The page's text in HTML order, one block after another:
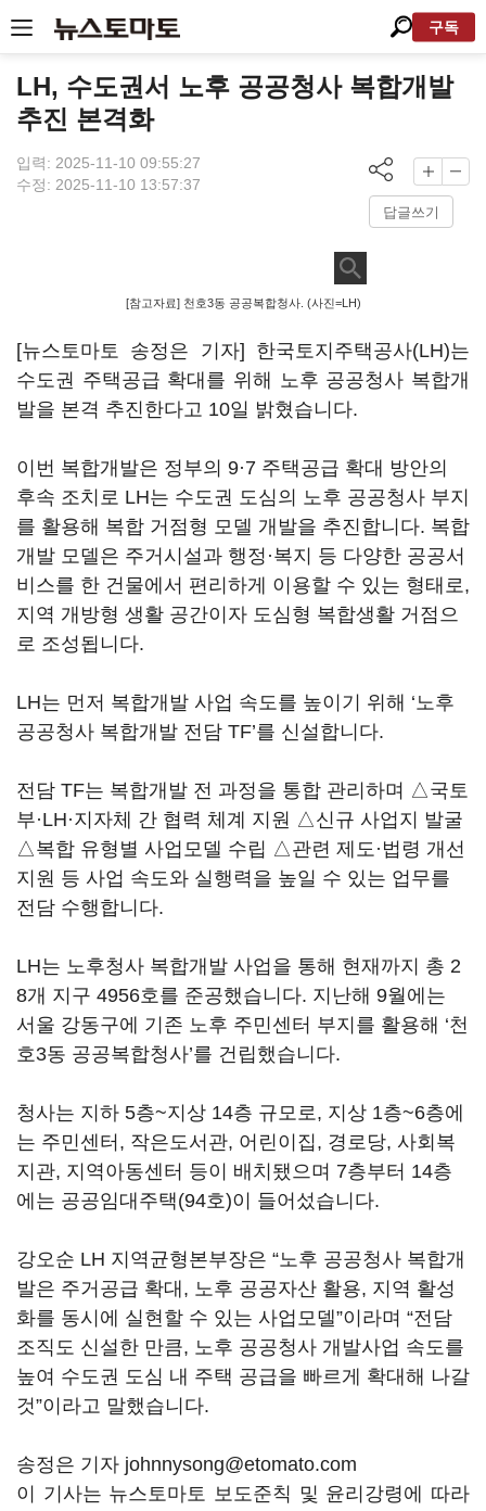
구독
LH, 수도권서 노후 공공청사 복합개발
추진 본격화
입력: 2025-11-10 09:55:27
수정: 2025-11-10 13:57:37
답글쓰기
[참고자료] 천호3동 공공복합청사. (사진=LH)
[뉴스토마토 송정은 기자] 한국토지주택공사(LH)는
수도권 주택공급 확대를 위해 노후 공공청사 복합개
발을 본격 추진한다고 10일 밝혔습니다.
이번 복합개발은 정부의 9·7 주택공급 확대 방안의
후속 조치로 LH는 수도권 도심의 노후 공공청사 부지
를 활용해 복합 거점형 모델 개발을 추진합니다. 복합
개발 모델은 주거시설과 행정·복지 등 다양한 공공서
비스를 한 건물에서 편리하게 이용할 수 있는 형태로,
지역 개방형 생활 공간이자 도심형 복합생활 거점으
로 조성됩니다.
LH는 먼저 복합개발 사업 속도를 높이기 위해 ‘노후
공공청사 복합개발 전담 TF’를 신설합니다.
전담 TF는 복합개발 전 과정을 통합 관리하며 △국토
부·LH·지자체 간 협력 체계 지원 △신규 사업지 발굴
△복합 유형별 사업모델 수립 △관련 제도·법령 개선
지원 등 사업 속도와 실행력을 높일 수 있는 업무를
전담 수행합니다.
LH는 노후청사 복합개발 사업을 통해 현재까지 총 2
8개 지구 4956호를 준공했습니다. 지난해 9월에는
서울 강동구에 기존 노후 주민센터 부지를 활용해 ‘천
호3동 공공복합청사’를 건립했습니다.
청사는 지하 5층~지상 14층 규모로, 지상 1층~6층에
는 주민센터, 작은도서관, 어린이집, 경로당, 사회복
지관, 지역아동센터 등이 배치됐으며 7층부터 14층
에는 공공임대주택(94호)이 들어섰습니다.
강오순 LH 지역균형본부장은 “노후 공공청사 복합개
발은 주거공급 확대, 노후 공공자산 활용, 지역 활성
화를 동시에 실현할 수 있는 사업모델”이라며 “전담
조직도 신설한 만큼, 노후 공공청사 개발사업 속도를
높여 수도권 도심 내 주택 공급을 빠르게 확대해 나갈
것”이라고 말했습니다.
송정은 기자 johnnysong@etomato.com
이 기사는 뉴스토마토 보도준칙 및 윤리강령에 따라